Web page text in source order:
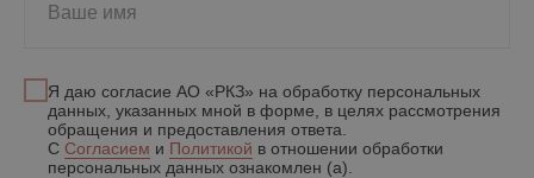
Ваше имя
Я даю согласие АО «РКЗ» на обработку персональных
данных, указанных мной в форме, в целях рассмотрения
обращения и предоставления ответа.
С Согласием и Политикой в отношении обработки
персональных данных ознакомлен (а).